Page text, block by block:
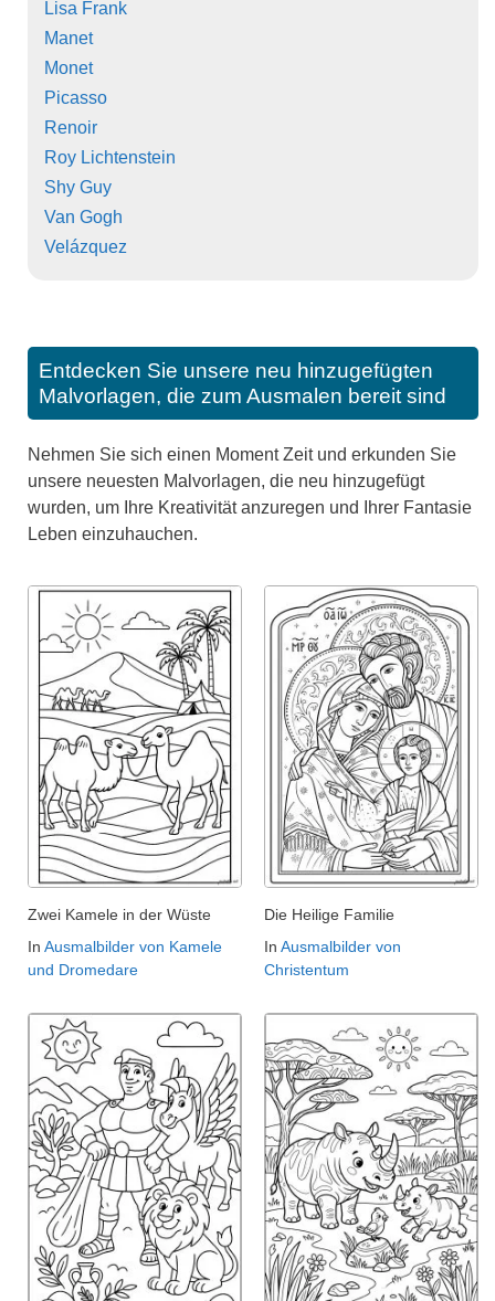
Lisa Frank
Manet
Monet
Picasso
Renoir
Roy Lichtenstein
Shy Guy
Van Gogh
Velázquez
Entdecken Sie unsere neu hinzugefügten
Malvorlagen, die zum Ausmalen bereit sind
Nehmen Sie sich einen Moment Zeit und erkunden Sie
unsere neuesten Malvorlagen, die neu hinzugefügt
wurden, um Ihre Kreativität anzuregen und Ihrer Fantasie
Leben einzuhauchen.
Zwei Kamele in der Wüste
In Ausmalbilder von Kamele
und Dromedare
Die Heilige Familie
In Ausmalbilder von
Christentum